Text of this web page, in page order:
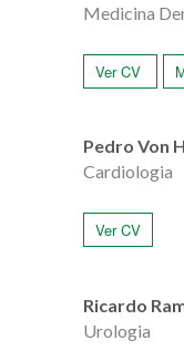
Medicina
Ver CV
Pedro Von
Cardiologia
Ver CV
Ricardo
Urologia